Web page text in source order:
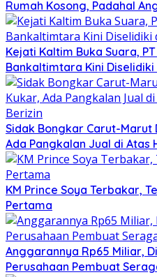
Rumah Kosong, Padahal
Kejati Kaltim Buka Suara,
Bankaltimtara Kini
Sidak Bongkar Carut-Marut
Ada Pangkalan Jual di Atas
KM Prince Soya Terbakar,
Pertama
Anggarannya Rp65 Miliar,
Perusahaan Pembuat